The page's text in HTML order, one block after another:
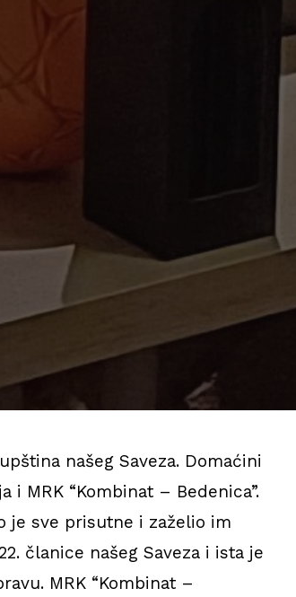
našeg Saveza. Domaćini
MRK “Kombinat – Bedenica”.
je sve prisutne i zaželio im
članice našeg Saveza i ista je
MRK “Kombinat –